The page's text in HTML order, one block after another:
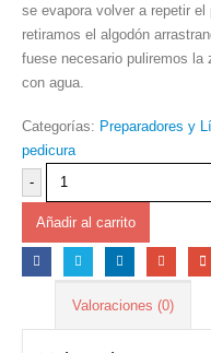
se evapora volver a repetir
retiramos el algodón
fuese necesario puliremos la
con agua.
Categorías: Preparadores y
pedicura
-
Añadir al carrito
Valoraciones (0)